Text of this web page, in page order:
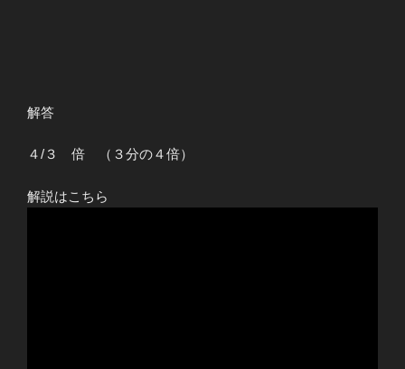
解答
４/３ 倍 （３分の４倍）
解説はこちら